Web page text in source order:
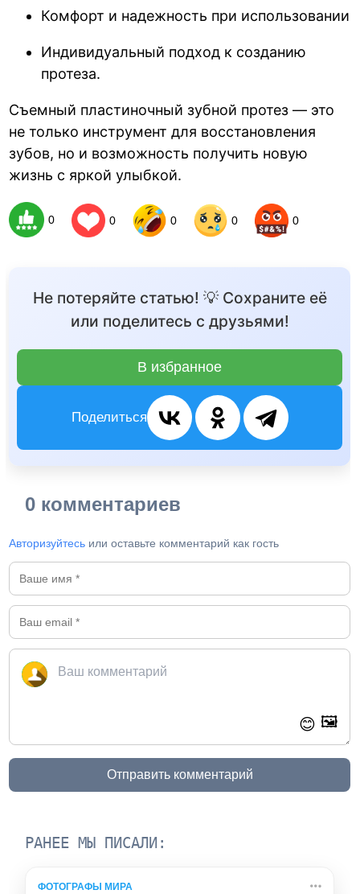
Комфорт и надежность при использовании
Индивидуальный подход к созданию
протеза.
Съемный пластиночный зубной протез — это
не только инструмент для восстановления
зубов, но и возможность получить новую
жизнь с яркой улыбкой.
0 0 0 0 0
Не потеряйте статью! 💡 Сохраните её
или поделитесь с друзьями!
В избранное
Поделиться
0 комментариев
Авторизуйтесь или оставьте комментарий как гость
😊 🖼️
Отправить комментарий
РАНЕЕ МЫ ПИСАЛИ:
ФОТОГРАФЫ МИРА